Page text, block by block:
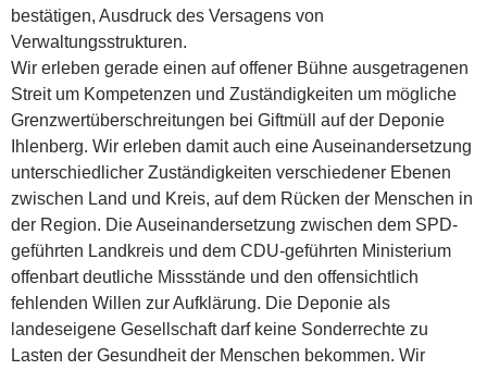
bestätigen, Ausdruck des Versagens von
Verwaltungsstrukturen.
Wir erleben gerade einen auf offener Bühne ausgetragenen
Streit um Kompetenzen und Zuständigkeiten um mögliche
Grenzwertüberschreitungen bei Giftmüll auf der Deponie
Ihlenberg. Wir erleben damit auch eine Auseinandersetzung
unterschiedlicher Zuständigkeiten verschiedener Ebenen
zwischen Land und Kreis, auf dem Rücken der Menschen in
der Region. Die Auseinandersetzung zwischen dem SPD-
geführten Landkreis und dem CDU-geführten Ministerium
offenbart deutliche Missstände und den offensichtlich
fehlenden Willen zur Aufklärung. Die Deponie als
landeseigene Gesellschaft darf keine Sonderrechte zu
Lasten der Gesundheit der Menschen bekommen. Wir